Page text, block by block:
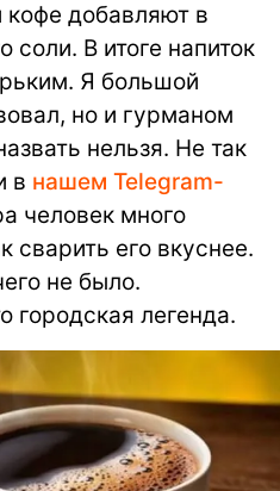
добавляют в
соли. В итоге напиток
Я большой
но и гурманом
нельзя. Не так
в нашем Telegram-
человек много
сварить его вкуснее.
не было.
городская легенда.